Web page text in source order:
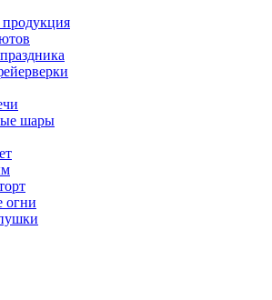
шары
огни